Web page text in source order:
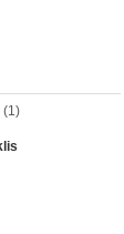
(1)